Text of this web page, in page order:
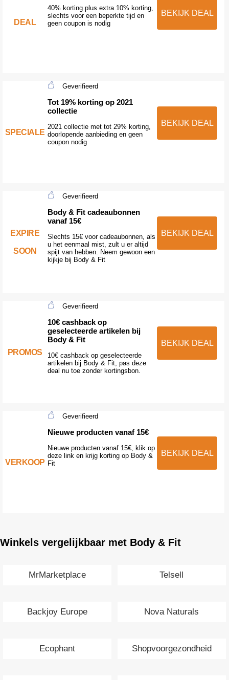
DEAL
40% korting plus extra 10% korting,
slechts voor een beperkte tijd en
geen coupon is nodig
BEKIJK DEAL
SPECIALE
Geverifieerd
Tot 19% korting op 2021
collectie
2021 collectie met tot 29% korting,
doorlopende aanbieding en geen
coupon nodig
BEKIJK DEAL
EXPIRE
SOON
Geverifieerd
Body & Fit cadeaubonnen
vanaf 15€
Slechts 15€ voor cadeaubonnen, als
u het eenmaal mist, zult u er altijd
spijt van hebben. Neem gewoon een
kijkje bij Body & Fit
BEKIJK DEAL
PROMOS
Geverifieerd
10€ cashback op
geselecteerde artikelen bij
Body & Fit
10€ cashback op geselecteerde
artikelen bij Body & Fit, pas deze
deal nu toe zonder kortingsbon.
BEKIJK DEAL
VERKOOP
Geverifieerd
Nieuwe producten vanaf 15€
Nieuwe producten vanaf 15€, klik op
deze link en krijg korting op Body &
Fit
BEKIJK DEAL
Winkels vergelijkbaar met Body & Fit
MrMarketplace Telsell
Backjoy Europe Nova Naturals
Ecophant Shopvoorgezondheid